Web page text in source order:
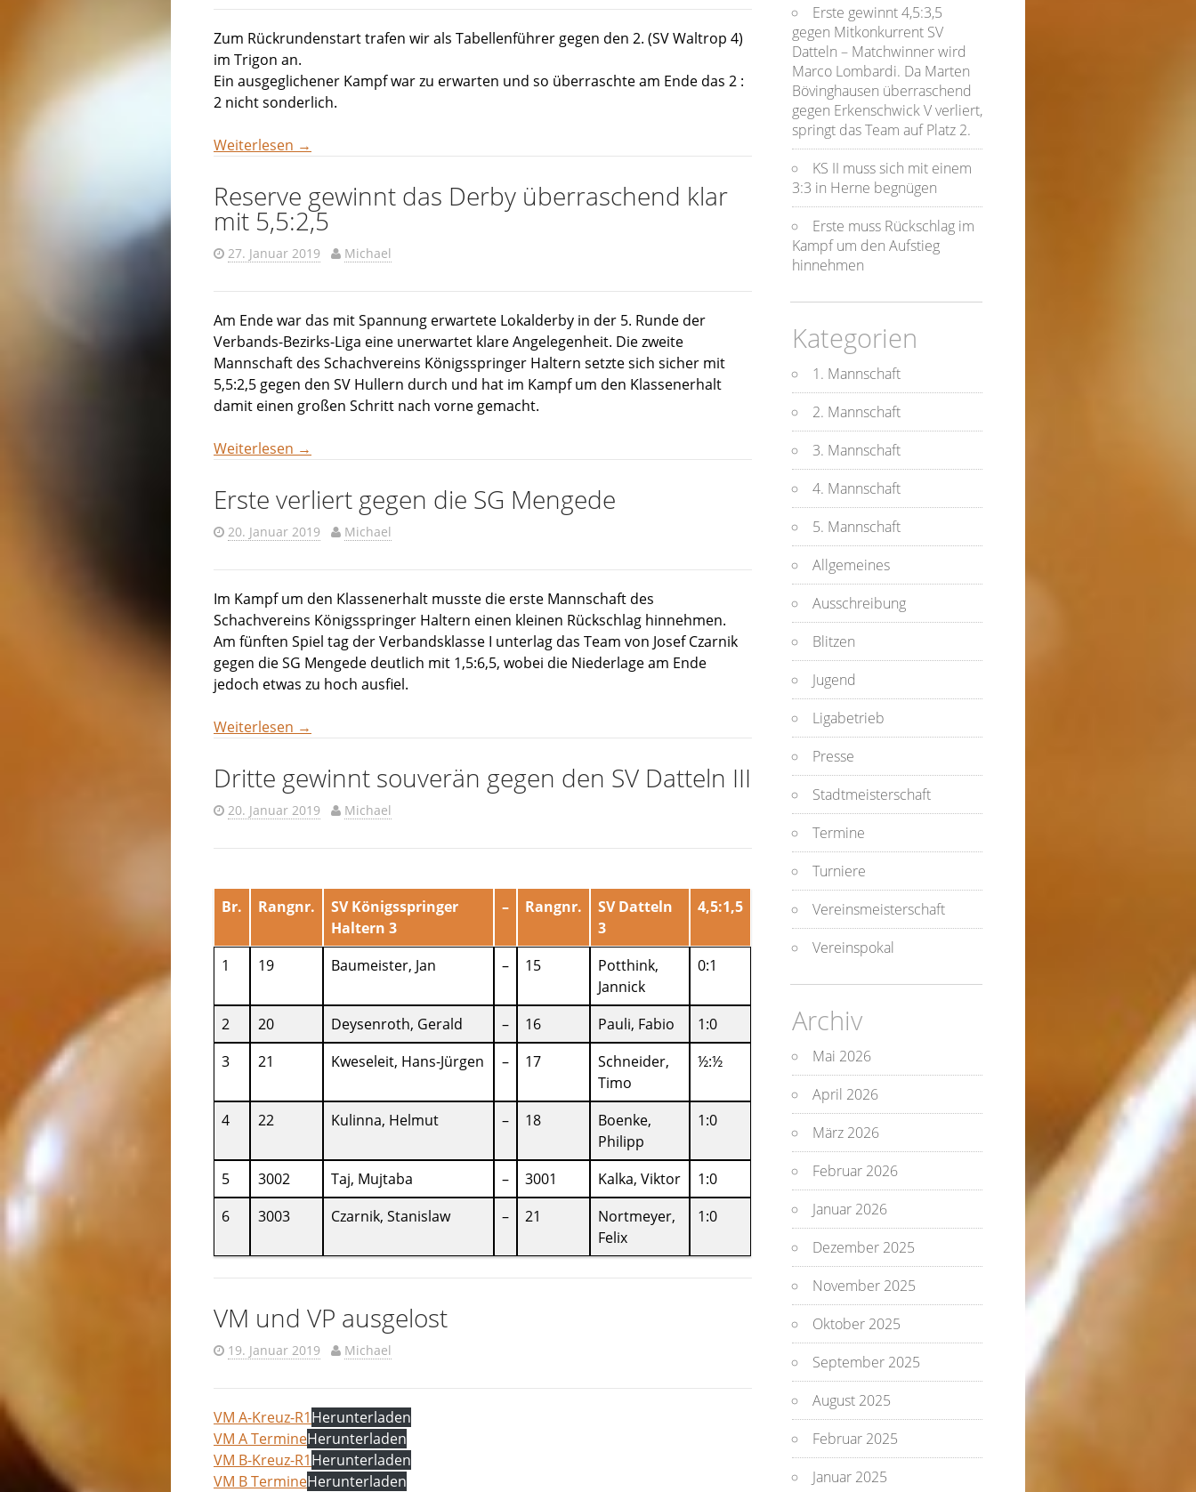
Zum Rückrundenstart trafen wir als Tabellenführer gegen den 2. (SV Waltrop 4)
im Trigon an.
Ein ausgeglichener Kampf war zu erwarten und so überraschte am Ende das 2 :
2 nicht sonderlich.
Weiterlesen →
Reserve gewinnt das Derby überraschend klar
mit 5,5:2,5
27. Januar 2019 Michael
Am Ende war das mit Spannung erwartete Lokalderby in der 5. Runde der
Verbands-Bezirks-Liga eine unerwartet klare Angelegenheit. Die zweite
Mannschaft des Schachvereins Königsspringer Haltern setzte sich sicher mit
5,5:2,5 gegen den SV Hullern durch und hat im Kampf um den Klassenerhalt
damit einen großen Schritt nach vorne gemacht.
Weiterlesen →
Erste verliert gegen die SG Mengede
20. Januar 2019 Michael
Im Kampf um den Klassenerhalt musste die erste Mannschaft des
Schachvereins Königsspringer Haltern einen kleinen Rückschlag hinnehmen.
Am fünften Spiel tag der Verbandsklasse I unterlag das Team von Josef Czarnik
gegen die SG Mengede deutlich mit 1,5:6,5, wobei die Niederlage am Ende
jedoch etwas zu hoch ausfiel.
Weiterlesen →
Dritte gewinnt souverän gegen den SV Datteln III
20. Januar 2019 Michael
Br. Rangnr.
SV Königsspringer
Haltern 3
– Rangnr.
SV Datteln
3
4,5:1,5
1 19 Baumeister, Jan – 15
Potthink,
Jannick
0:1
2 20 Deysenroth, Gerald – 16 Pauli, Fabio
1:0
3
21 Kweseleit, Hans-Jürgen – 17
Schneider,
Timo
½:½
4 22 Kulinna, Helmut – 18
Boenke,
Philipp
1:0
5 3002 Taj, Mujtaba – 3001 Kalka, Viktor
1:0
6
3003 Czarnik, Stanislaw – 21
Nortmeyer,
Felix
1:0
VM und VP ausgelost
19. Januar 2019 Michael
VM A-Kreuz-R1Herunterladen
VM A TermineHerunterladen
VM B-Kreuz-R1Herunterladen
VM B TermineHerunterladen
Erste gewinnt 4,5:3,5
gegen Mitkonkurrent SV
Datteln – Matchwinner wird
Marco Lombardi. Da Marten
Bövinghausen überraschend
gegen Erkenschwick V verliert,
springt das Team auf Platz 2.
KS II muss sich mit einem
3:3 in Herne begnügen
Erste muss Rückschlag im
Kampf um den Aufstieg
hinnehmen
Kategorien
1. Mannschaft
2. Mannschaft
3. Mannschaft
4. Mannschaft
5. Mannschaft
Allgemeines
Ausschreibung
Blitzen
Jugend
Ligabetrieb
Presse
Stadtmeisterschaft
Termine
Turniere
Vereinsmeisterschaft
Vereinspokal
Archiv
Mai 2026
April 2026
März 2026
Februar 2026
Januar 2026
Dezember 2025
November 2025
Oktober 2025
September 2025
August 2025
Februar 2025
Januar 2025